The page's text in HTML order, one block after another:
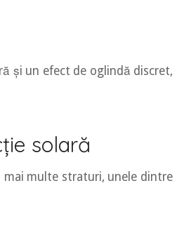
și un efect de oglindă discret,
solară
mai multe straturi, unele dintre